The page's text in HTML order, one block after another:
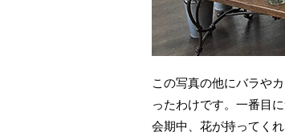
この写真の他にバラや
ったわけです。一番目
会期中、花が持ってく